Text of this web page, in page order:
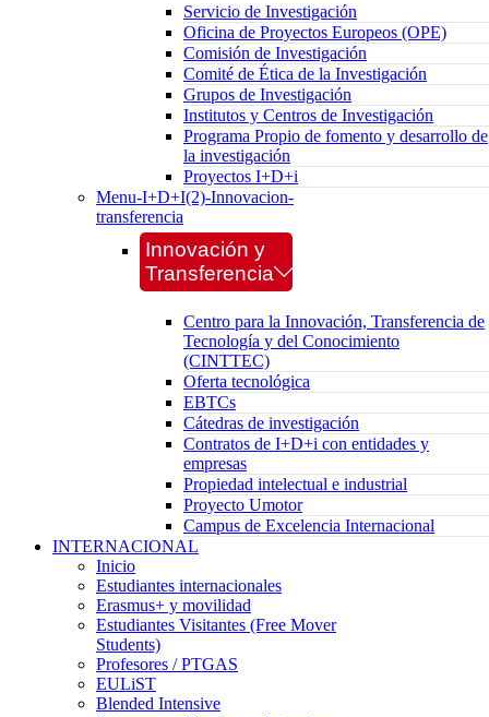
Servicio de Investigación
Oficina de Proyectos Europeos (OPE)
Comisión de Investigación
Comité de Ética de la Investigación
Grupos de Investigación
Institutos y Centros de Investigación
Programa Propio de fomento y desarrollo de
la investigación
Proyectos I+D+i
Menu-I+D+I(2)-Innovacion-
transferencia
Innovación y
Transferencia
Centro para la Innovación, Transferencia de
Tecnología y del Conocimiento
(CINTTEC)
Oferta tecnológica
EBTCs
Cátedras de investigación
Contratos de I+D+i con entidades y
empresas
Propiedad intelectual e industrial
Proyecto Umotor
Campus de Excelencia Internacional
INTERNACIONAL
Inicio
Estudiantes internacionales
Erasmus+ y movilidad
Estudiantes Visitantes (Free Mover
Students)
Profesores / PTGAS
EULiST
Blended Intensive